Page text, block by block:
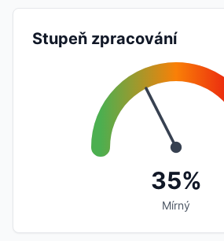
Stupeň zpracování
35%
Mírný